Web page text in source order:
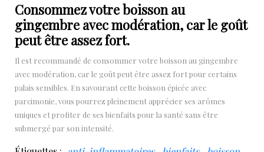
Consommez votre boisson au
gingembre avec modération, car le goût
peut être assez fort.
Il est recommandé de consommer votre boisson au gingembre
avec modération, car le goût peut être assez fort pour certains
palais sensibles. En savourant cette boisson épicée avec
parcimonie, vous pourrez pleinement apprécier ses arômes
uniques et profiter de ses bienfaits pour la santé sans être
submergé par son intensité.